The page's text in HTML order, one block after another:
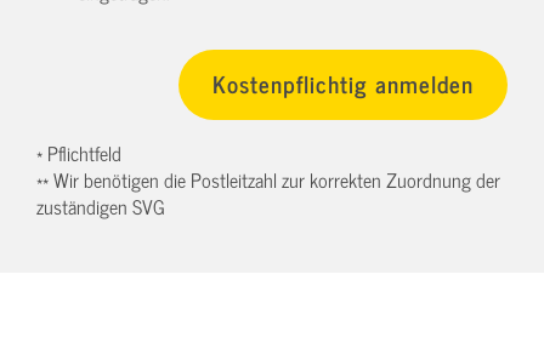
* Pflichtfeld
** Wir benötigen die Postleitzahl zur korrekten Zuordnung der
zuständigen SVG